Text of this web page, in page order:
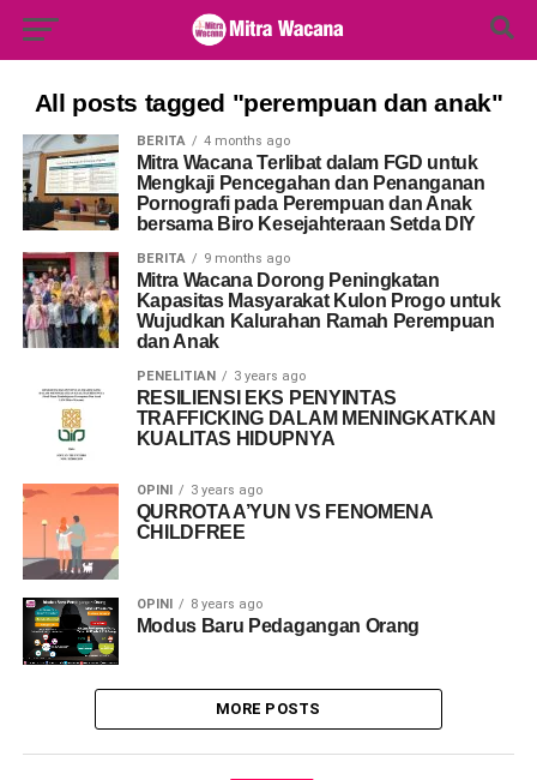
for:
All posts tagged "perempuan dan anak"
BERITA 4 months ago
Mitra Wacana Terlibat dalam FGD untuk
Mengkaji Pencegahan dan Penanganan
Pornografi pada Perempuan dan Anak
bersama Biro Kesejahteraan Setda DIY
BERITA 9 months ago
Mitra Wacana Dorong Peningkatan
Kapasitas Masyarakat Kulon Progo untuk
Wujudkan Kalurahan Ramah Perempuan
dan Anak
PENELITIAN 3 years ago
RESILIENSI EKS PENYINTAS
TRAFFICKING DALAM MENINGKATKAN
KUALITAS HIDUPNYA
OPINI 3 years ago
QURROTA A’YUN VS FENOMENA
CHILDFREE
OPINI 8 years ago
Modus Baru Pedagangan Orang
MORE POSTS